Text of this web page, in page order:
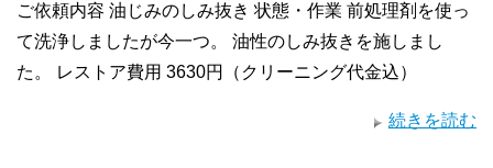
ご依頼内容 油じみのしみ抜き 状態・作業 前処理剤を使っ
て洗浄しましたが今一つ。 油性のしみ抜きを施しまし
た。 レストア費用 3630円（クリーニング代金込）
続きを読む